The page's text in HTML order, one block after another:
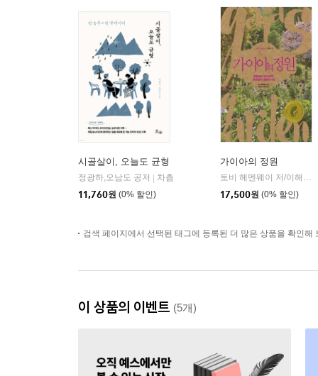
시골살이, 오늘도 균형
정광하,오남도 공저 | 차츰
11,760원 (0% 할인)
가이아의 정원
17,500원 (0% 할인)
검색 페이지에서 선택된 태그에 등록된 더 많은 상품을 확인해
이 상품의 이벤트 (5개)